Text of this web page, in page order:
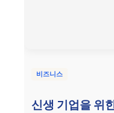
비즈니스
신생 기업을 위